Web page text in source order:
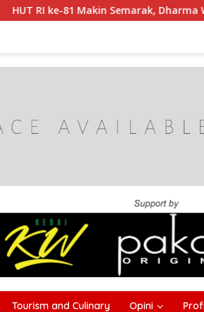
81 Makin Semarak, Dharma Wanita
Tourism and Culinary Opini